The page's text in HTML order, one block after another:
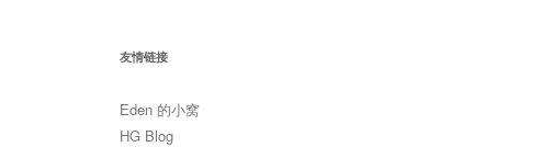
友情链接
Eden 的小窝
HG Blog